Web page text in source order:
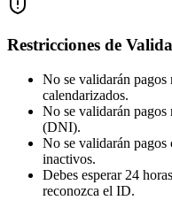
Restricciones de
No se validarán pagos
calendarizados.
No se validarán pagos
(DNI).
No se validarán pagos
inactivos.
Debes esperar 24
reconozca el ID.